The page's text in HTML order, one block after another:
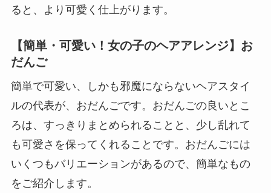
ると、より可愛く仕上がります。
【簡単・可愛い！女の子のヘアアレンジ】お
だんご
簡単で可愛い、しかも邪魔にならないヘアスタイ
ルの代表が、おだんごです。おだんごの良いとこ
ろは、すっきりまとめられることと、少し乱れて
も可愛さを保ってくれることです。おだんごには
いくつもバリエーションがあるので、簡単なもの
をご紹介します。